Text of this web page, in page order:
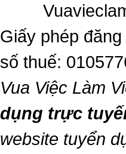
Vuavieclam
Giấy phép
số thuế:
Vua Việc Làm
dụng trực
website tuyển